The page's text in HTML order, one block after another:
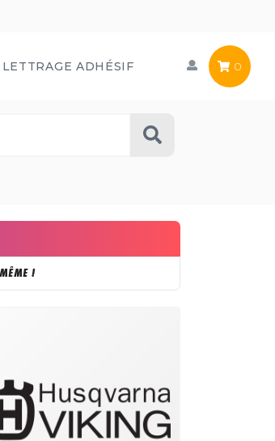
LETTRAGE ADHÉSIF 0
!